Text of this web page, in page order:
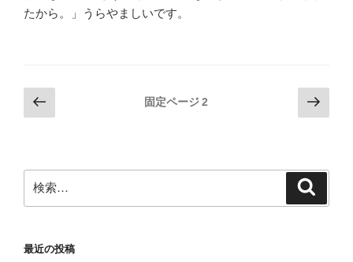
たから。」うらやましいです。
投
稿
ー
ジ
り
前
の
ジ
固定ページ2
次
の
ジ
索:
最近の投稿